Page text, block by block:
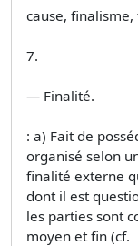
cause,
7.
— Finalité.
: a) Fait de
organisé selon
finalité externe
dont il est
les parties sont
moyen et fin (cf.